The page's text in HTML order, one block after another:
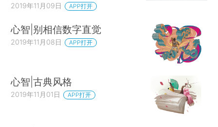
2019年11月09日 APP打开
心智|别相信数字直觉
2019年11月08日 APP打开
心智|古典风格
2019年11月01日 APP打开